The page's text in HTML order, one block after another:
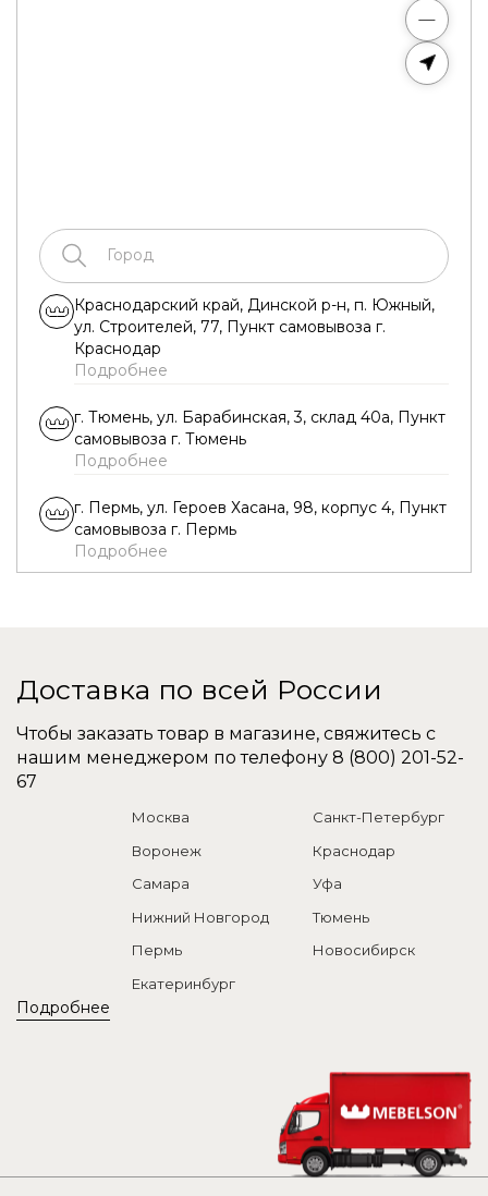
Краснодарский край, Динской р-н, п. Южный,
ул. Строителей, 77, Пункт самовывоза г.
Краснодар
Подробнее
г. Тюмень, ул. Барабинская, 3, склад 40а, Пункт
самовывоза г. Тюмень
Подробнее
г. Пермь, ул. Героев Хасана, 98, корпус 4, Пункт
самовывоза г. Пермь
Подробнее
г.Новосибирск, ул. Толмачевское шоссе,
самовывоза г. Новосибирск
Подробнее
самовывоза г. Екатеринбург
Подробнее
г. Уфа, ул. им. Фронтовых Бригад, 48/5, Пункт
самовывоза г. Уфа
г. Самара, Пункт выдачи: г. Самара, ул.
Товарная, 25, Пункт самовывоза г. Самара
Подробнее
г. Нижний Новгород, ул. Коновалова, 7, Пункт
самовывоза г. Нижний Новгород
Ленинградская область, Тосненский район,
Тельмановское сельское поселение,
Доставка по всей России
Чтобы заказать товар в магазине, свяжитесь с
нашим менеджером по телефону 8 (800) 201-52-
67
Подробнее
Москва
Санкт-Петербург
Воронеж
Краснодар
Самара
Уфа
Нижний Новгород
Тюмень
Пермь
Новосибирск
Екатеринбург